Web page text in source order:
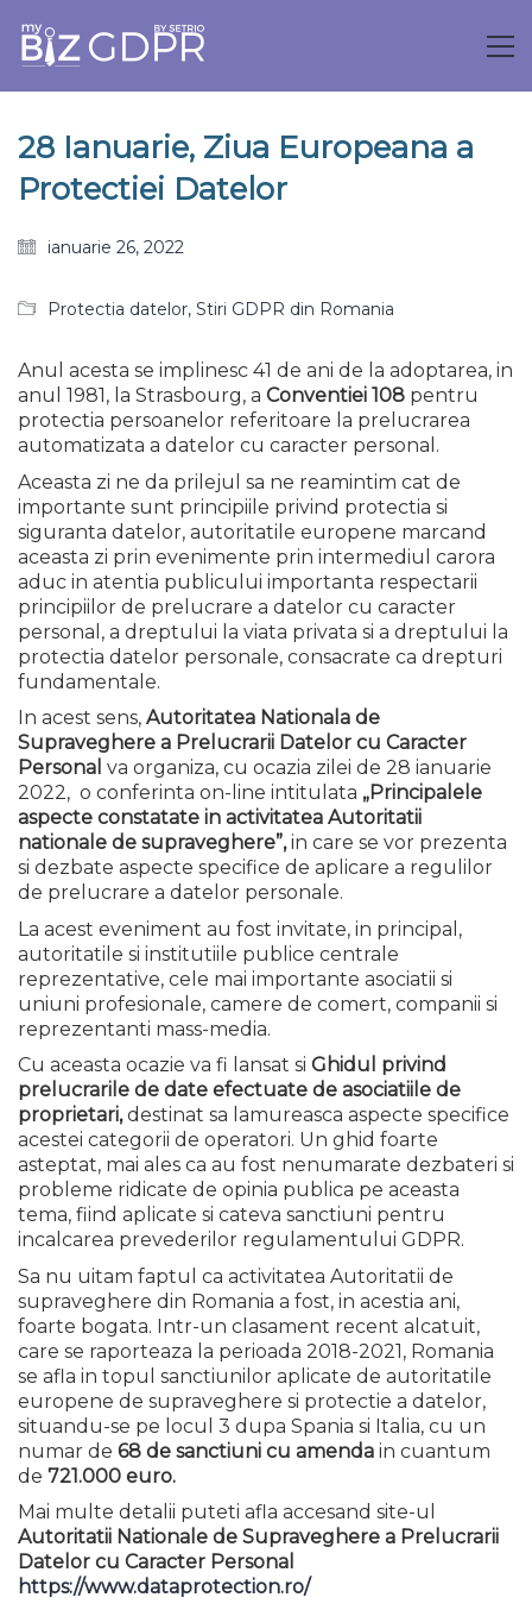
28 Ianuarie, Ziua Europeana a
Protectiei Datelor
ianuarie 26, 2022
Protectia datelor, Stiri GDPR din Romania
Anul acesta se implinesc 41 de ani de la adoptarea, in
anul 1981, la Strasbourg, a Conventiei 108 pentru
protectia persoanelor referitoare la prelucrarea
automatizata a datelor cu caracter personal.
Aceasta zi ne da prilejul sa ne reamintim cat de
importante sunt principiile privind protectia si
siguranta datelor, autoritatile europene marcand
aceasta zi prin evenimente prin intermediul carora
aduc in atentia publicului importanta respectarii
principiilor de prelucrare a datelor cu caracter
personal, a dreptului la viata privata si a dreptului la
protectia datelor personale, consacrate ca drepturi
fundamentale.
In acest sens, Autoritatea Nationala de
Supraveghere a Prelucrarii Datelor cu Caracter
Personal va organiza, cu ocazia zilei de 28 ianuarie
2022, o conferinta on-line intitulata „Principalele
aspecte constatate in activitatea Autoritatii
nationale de supraveghere”,in care se vor prezenta
si dezbate aspecte specifice de aplicare a regulilor
de prelucrare a datelor personale.
La acest eveniment au fost invitate, in principal,
autoritatile si institutiile publice centrale
reprezentative, cele mai importante asociatii si
uniuni profesionale, camere de comert, companii si
reprezentanti mass-media.
Cu aceasta ocazie va fi lansat si Ghidul privind
prelucrarile de date efectuate de asociatiile de
proprietari,destinat sa lamureasca aspecte specifice
acestei categorii de operatori. Un ghid foarte
asteptat, mai ales ca au fost nenumarate dezbateri si
probleme ridicate de opinia publica pe aceasta
tema, fiind aplicate si cateva sanctiuni pentru
incalcarea prevederilor regulamentului GDPR.
Sa nu uitam faptul ca activitatea Autoritatii de
supraveghere din Romania a fost, in acestia ani,
foarte bogata. Intr-un clasament recent alcatuit,
care se raporteaza la perioada 2018-2021, Romania
se afla in topul sanctiunilor aplicate de autoritatile
europene de supraveghere si protectie a datelor,
situandu-se pe locul 3 dupa Spania si Italia, cu un
numar de 68 de sanctiuni cu amenda in cuantum
de 721.000 euro.
Mai multe detalii puteti afla accesand site-ul
Autoritatii Nationale de Supraveghere a Prelucrarii
Datelor cu Caracter Personal
https://www.dataprotection.ro/